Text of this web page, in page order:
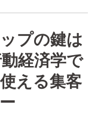
プの鍵は
経済学で
える集客